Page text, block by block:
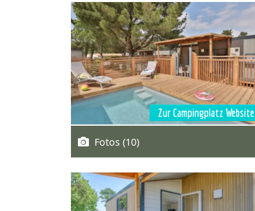
Zur Campingplatz Website
Fotos (10)